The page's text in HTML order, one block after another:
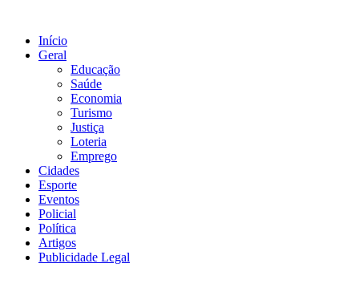
conteúdo
Início
Geral
Educação
Saúde
Economia
Turismo
Justiça
Loteria
Emprego
Cidades
Esporte
Eventos
Policial
Política
Artigos
Publicidade Legal